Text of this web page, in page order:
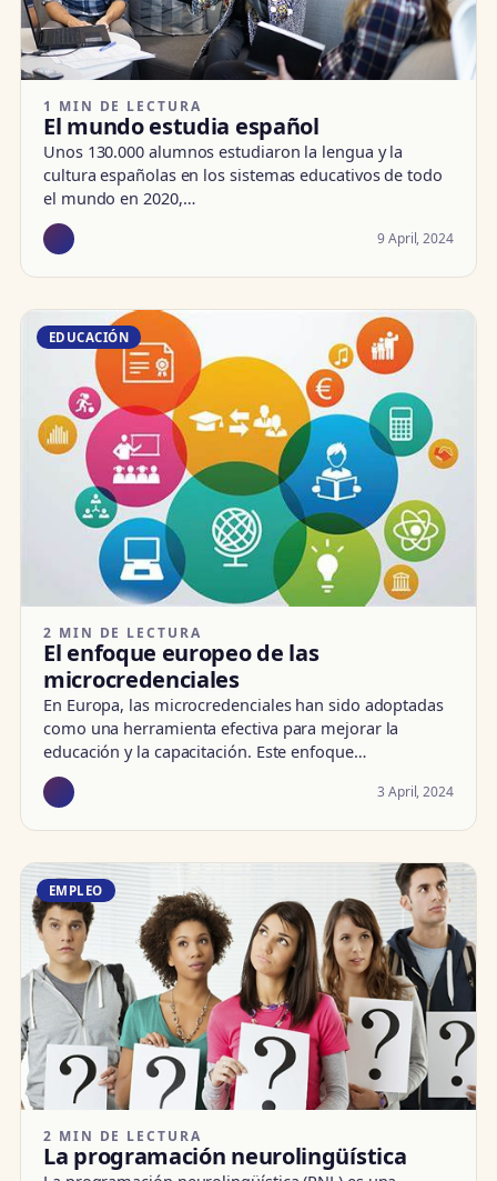
1 MIN DE LECTURA
El mundo estudia español
Unos 130.000 alumnos estudiaron la lengua y la
cultura españolas en los sistemas educativos de todo
el mundo en 2020,…
9 April, 2024
EDUCACIÓN
2 MIN DE LECTURA
El enfoque europeo de las
microcredenciales
En Europa, las microcredenciales han sido adoptadas
como una herramienta efectiva para mejorar la
educación y la capacitación. Este enfoque…
3 April, 2024
EMPLEO
2 MIN DE LECTURA
La programación neurolingüística